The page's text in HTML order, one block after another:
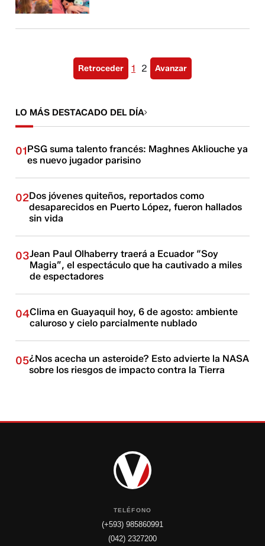
Retroceder 1 2 Avanzar
LO MÁS DESTACADO DEL DÍA
01PSG suma talento francés: Maghnes Akliouche ya
es nuevo jugador parisino
02Dos jóvenes quiteños, reportados como
desaparecidos en Puerto López, fueron hallados
sin vida
03Jean Paul Olhaberry traerá a Ecuador “Soy
Magia”, el espectáculo que ha cautivado a miles
de espectadores
04Clima en Guayaquil hoy, 6 de agosto: ambiente
caluroso y cielo parcialmente nublado
05¿Nos acecha un asteroide? Esto advierte la NASA
sobre los riesgos de impacto contra la Tierra
TELÉFONO
(+593) 985860991
(042) 2327200